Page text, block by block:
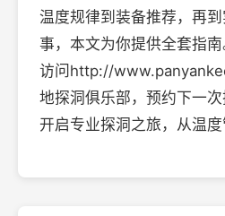
温度规律到装备推荐，再
事，本文为你提供全套指南
访问http://
地探洞俱乐部，预约下一次
开启专业探洞之旅，从温度